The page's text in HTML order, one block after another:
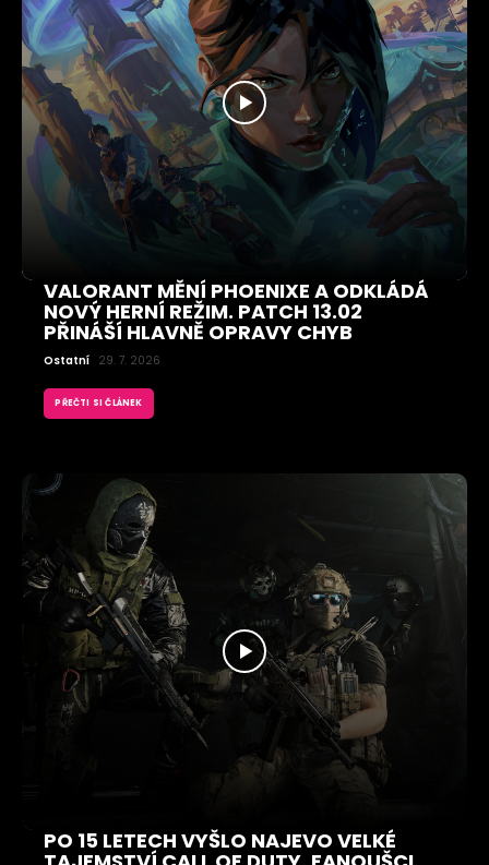
VALORANT MĚNÍ PHOENIXE A ODKLÁDÁ
NOVÝ HERNÍ REŽIM. PATCH 13.02
PŘINÁŠÍ HLAVNĚ OPRAVY CHYB
Ostatní 29. 7. 2026
PŘEČTI SI ČLÁNEK
PO 15 LETECH VYŠLO NAJEVO VELKÉ